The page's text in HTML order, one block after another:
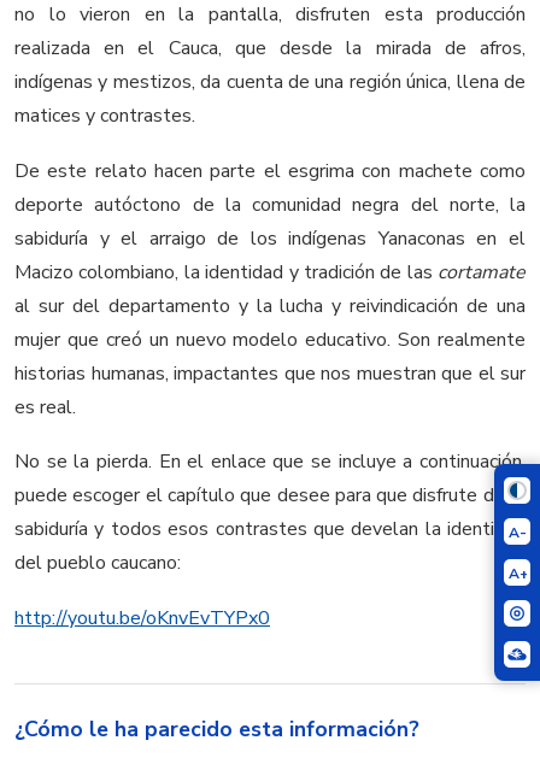
A-
A+
no lo vieron en la pantalla, disfruten esta producción
realizada en el Cauca, que desde la mirada de afros,
indígenas y mestizos, da cuenta de una región única, llena de
matices y contrastes.
De este relato hacen parte el esgrima con machete como
deporte autóctono de la comunidad negra del norte, la
sabiduría y el arraigo de los indígenas Yanaconas en el
Macizo colombiano, la identidad y tradición de las cortamate
al sur del departamento y la lucha y reivindicación de una
mujer que creó un nuevo modelo educativo. Son realmente
historias humanas, impactantes que nos muestran que el sur
es real.
No se la pierda. En el enlace que se incluye a continuación,
puede escoger el capítulo que desee para que disfrute de la
sabiduría y todos esos contrastes que develan la identidad
del pueblo caucano:
http://youtu.be/oKnvEvTYPx0
¿Cómo le ha parecido esta información?